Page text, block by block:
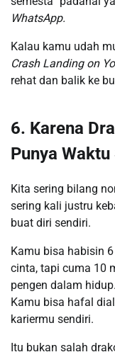
WhatsApp.
Kalau kamu udah
Crash Landing on
rehat dan balik ke
6. Karena
Punya
Kita sering bilang
sering kali justru
buat diri sendiri.
Kamu bisa habisin
cinta, tapi cuma 10
pengen dalam hidup.
Kamu bisa hafal
kariermu sendiri.
Itu bukan salah